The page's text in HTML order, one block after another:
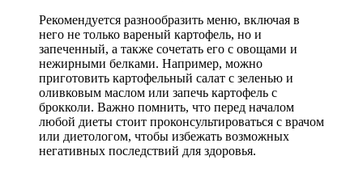
Рекомендуется разнообразить меню, включая в
него не только вареный картофель, но и
запеченный, а также сочетать его с овощами и
нежирными белками. Например, можно
приготовить картофельный салат с зеленью и
оливковым маслом или запечь картофель с
брокколи. Важно помнить, что перед началом
любой диеты стоит проконсультироваться с врачом
или диетологом, чтобы избежать возможных
негативных последствий для здоровья.